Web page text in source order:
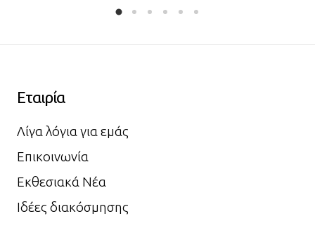
Εταιρία
Λίγα λόγια για εμάς
Επικοινωνία
Εκθεσιακά Νέα
Ιδέες διακόσμησης